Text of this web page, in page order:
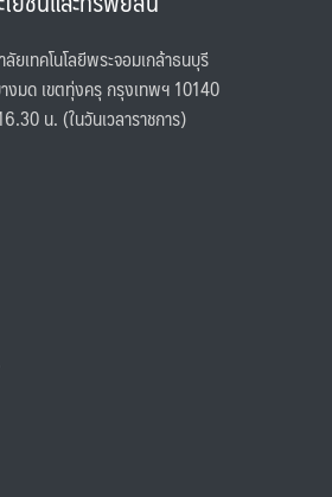
ยเทคโนโลยีพระจอมเกล้าธนบุรี
งมด เขตทุ่งครุ กรุงเทพฯ 10140
น. (ในวันเวลาราชการ)